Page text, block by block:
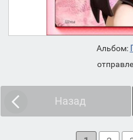
Альбом:
Назад